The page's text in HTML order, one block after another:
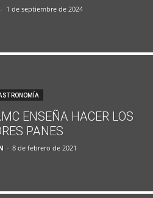
- 1 de septiembre de 2024
ENSEÑA HACER LOS
PANES
- 8 de febrero de 2021